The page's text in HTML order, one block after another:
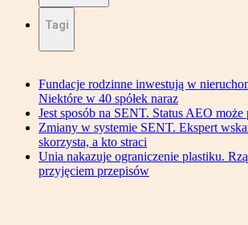
Tagi
Fundacje rodzinne inwestują w
Niektóre w 40 spółek naraz
Jest sposób na SENT. Status AEO
Zmiany w systemie SENT. Ekspert
skorzysta, a kto straci
Unia nakazuje ograniczenie plastiku.
przyjęciem przepisów